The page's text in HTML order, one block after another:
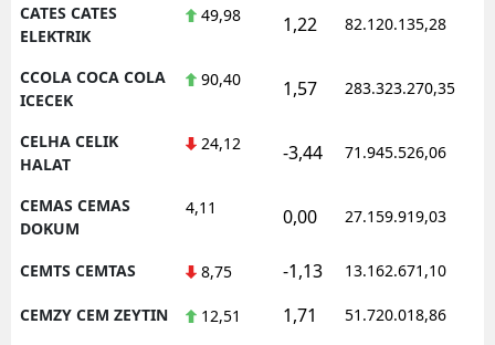
CATES CATES
ELEKTRIK
49,98 1,22 82.120.135,28
CCOLA COCA COLA
ICECEK
90,40 1,57 283.323.270,35
CELHA CELIK
HALAT
24,12 -3,44 71.945.526,06
CEMAS CEMAS
DOKUM
4,11 0,00 27.159.919,03
CEMTS CEMTAS 8,75 -1,13 13.162.671,10
CEMZY CEM ZEYTIN 12,51 1,71 51.720.018,86